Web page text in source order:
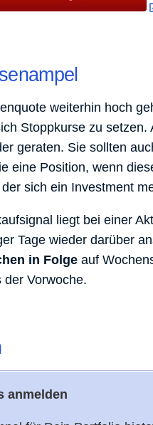
weiterhin hoch
Stoppkurse zu
geraten. Sie sollten
eine Position, wenn
sich ein Investment
liegt bei einer
Tage wieder darüber
in Folge auf
Vorwoche.
anmelden